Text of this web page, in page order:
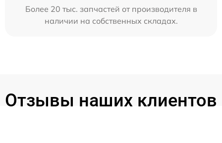
Более 20 тыс. запчастей от производителя в
наличии на собственных складах.
Отзывы наших клиентов